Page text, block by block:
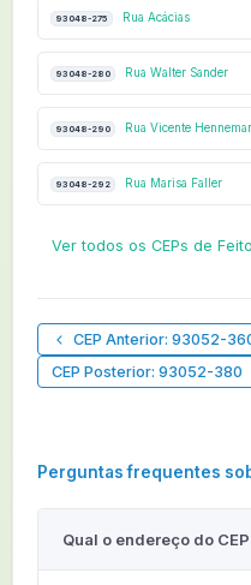
93048-275 Rua Acácias
93048-280 Rua Walter Sander
93048-290 Rua Vicente
93048-292 Rua Marisa Faller
Ver todos os CEPs de
CEP Anterior: 93052-
CEP Posterior: 93052-380
Perguntas frequentes
Qual o endereço do